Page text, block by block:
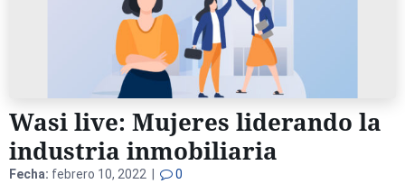
Wasi live: Mujeres liderando la
industria inmobiliaria
Fecha: febrero 10, 2022 | 0